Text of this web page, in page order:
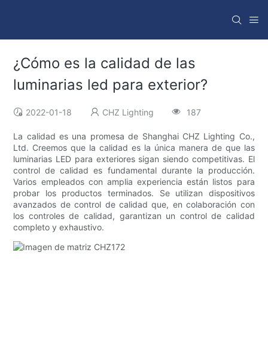
¿Cómo es la calidad de las
luminarias led para exterior?
2022-01-18 CHZ Lighting 187
La calidad es una promesa de Shanghai CHZ Lighting Co.,
Ltd. Creemos que la calidad es la única manera de que las
luminarias LED para exteriores sigan siendo competitivas. El
control de calidad es fundamental durante la producción.
Varios empleados con amplia experiencia están listos para
probar los productos terminados. Se utilizan dispositivos
avanzados de control de calidad que, en colaboración con
los controles de calidad, garantizan un control de calidad
completo y exhaustivo.